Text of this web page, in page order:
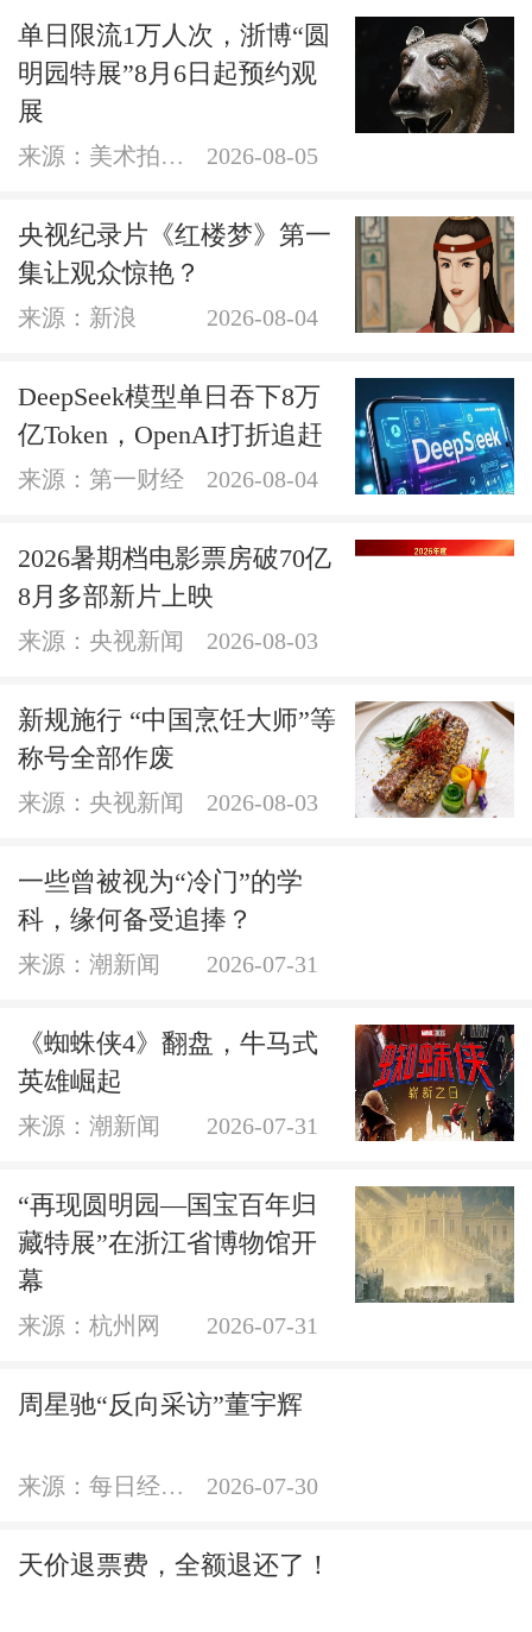
单日限流1万人次，浙博“圆
明园特展”8月6日起预约观
展
来源：美术拍卖网 2026-08-05
央视纪录片《红楼梦》第一
集让观众惊艳？
来源：新浪 2026-08-04
DeepSeek模型单日吞下8万
亿Token，OpenAI打折追赶
来源：第一财经 2026-08-04
2026暑期档电影票房破70亿
8月多部新片上映
来源：央视新闻 2026-08-03
新规施行 “中国烹饪大师”等
称号全部作废
来源：央视新闻 2026-08-03
一些曾被视为“冷门”的学
科，缘何备受追捧？
来源：潮新闻 2026-07-31
《蜘蛛侠4》翻盘，牛马式
英雄崛起
来源：潮新闻 2026-07-31
“再现圆明园—国宝百年归
藏特展”在浙江省博物馆开
幕
来源：杭州网 2026-07-31
周星驰“反向采访”董宇辉
来源：每日经济新闻官方账号 2026-07-30
天价退票费，全额退还了！